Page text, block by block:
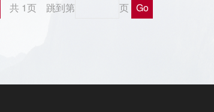
共 1页 跳到第 页 Go